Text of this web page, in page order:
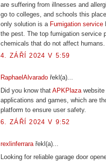
are suffering from illnesses and
go to colleges, and schools this
only solution is a Fumigation service
the pest. The top fumigation service
chemicals that do not affect humans.
4. ZÁŘÍ 2024 V 5:59
RaphaelAlvarado řekl(a)...
Did you know that APKPlaza
applications and games, which are
platform to ensure user safety.
6. ZÁŘÍ 2024 V 9:52
rexlinferrarařekl(a)...
Looking for reliable garage door